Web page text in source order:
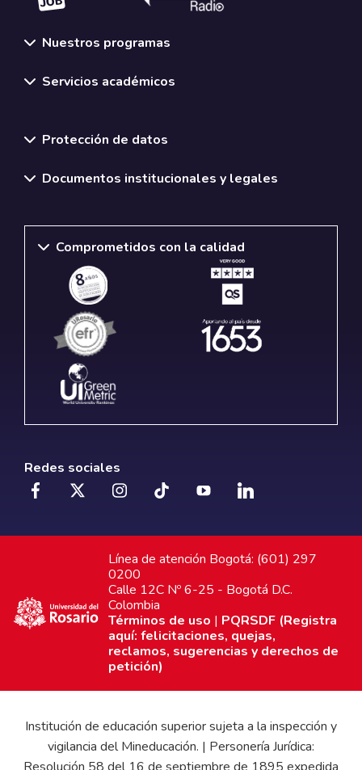
Nuestros programas
Servicios académicos
Protección de datos
Documentos institucionales y legales
Comprometidos con la calidad
Redes sociales
Línea de atención Bogotá: (601) 297
0200
Calle 12C Nº 6-25 - Bogotá D.C.
Colombia
Términos de uso | PQRSDF (Registra
aquí: felicitaciones, quejas,
reclamos, sugerencias y derechos de
petición)
Institución de educación superior sujeta a la inspección y
vigilancia del Mineducación. | Personería Jurídica: